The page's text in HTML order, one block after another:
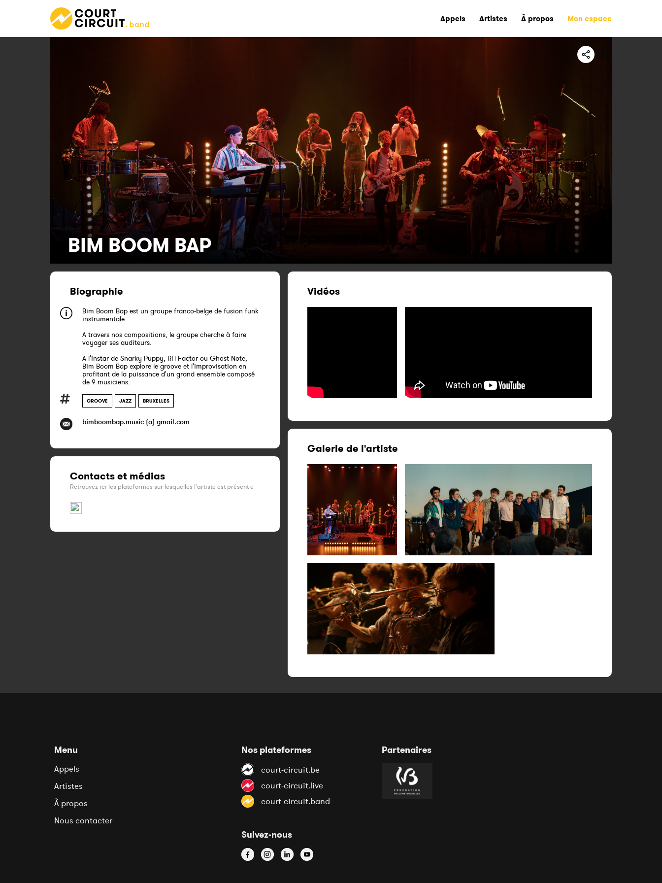
Appels Artistes À propos Mon espace
BIM BOOM BAP
Biographie
Bim Boom Bap est un groupe franco-belge de fusion funk
instrumentale.
A travers nos compositions, le groupe cherche à faire
voyager ses auditeurs.
A l'instar de Snarky Puppy, RH Factor ou Ghost Note,
Bim Boom Bap explore le groove et l'improvisation en
profitant de la puissance d'un grand ensemble composé
de 9 musiciens.
GROOVE JAZZ BRUXELLES
bimboombap.music (a) gmail.com
Contacts et médias
Retrouvez ici les plateformes sur lesquelles l'artiste est présent·e
Vidéos
Galerie de l'artiste
Menu
Appels
Artistes
À propos
Nous contacter
Nos plateformes
court-circuit.be
court-circuit.live
court-circuit.band
Suivez-nous
Partenaires